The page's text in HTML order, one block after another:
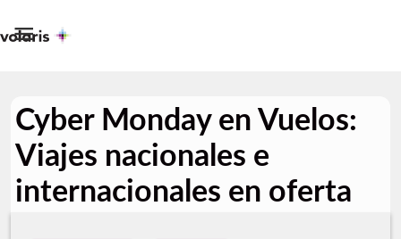

Cyber Monday en Vuelos:
Viajes nacionales e
internacionales en oferta